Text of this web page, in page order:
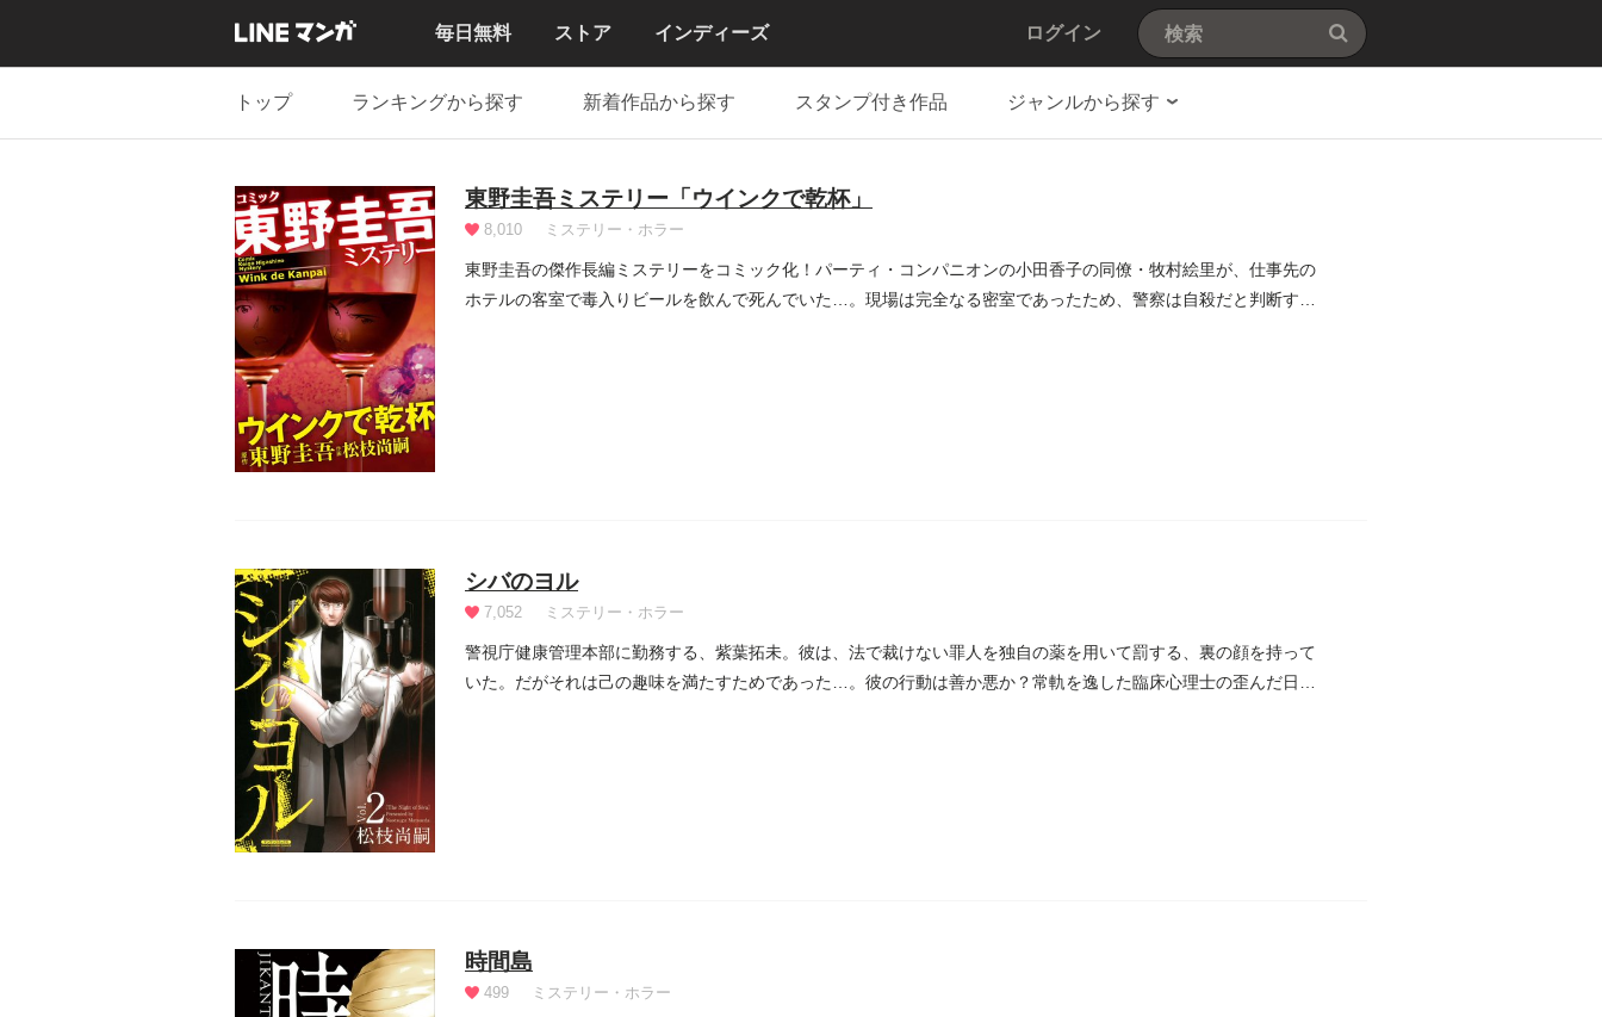
毎日無料 ストア インディーズ ログイン
トップ ランキングから探す 新着作品から探す スタンプ付き作品 ジャンルから探す
東野圭吾ミステリー「ウインクで乾杯」
8,010 ミステリー・ホラー
東野圭吾の傑作長編ミステリーをコミック化！パーティ・コンパニオンの小田香子の同僚・牧村絵里が、仕事先の
ホテルの客室で毒入りビールを飲んで死んでいた…。現場は完全なる密室であったため、警察は自殺だと判断す
シバのヨル
7,052 ミステリー・ホラー
警視庁健康管理本部に勤務する、紫葉拓未。彼は、法で裁けない罪人を独自の薬を用いて罰する、裏の顔を持って
いた。だがそれは己の趣味を満たすためであった…。彼の行動は善か悪か？常軌を逸した臨床心理士の歪んだ日常
時間島
499 ミステリー・ホラー